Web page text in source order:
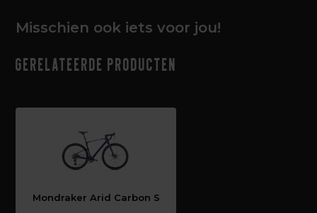
Misschien ook iets voor jou!
Gerelateerde producten
Mondraker Arid Carbon S